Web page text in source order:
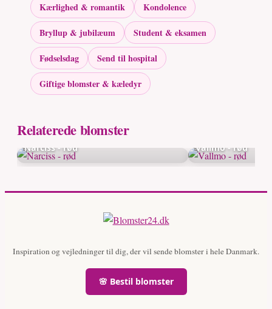
Kærlighed & romantik
Kondolence
Bryllup & jubilæum
Student & eksamen
Fødselsdag
Send til hospital
Giftige blomster & kæledyr
Relaterede blomster
Narciss - rød Vallmo - rød
Inspiration og vejledninger til dig, der vil sende blomster i hele Danmark.
🌸 Bestil blomster